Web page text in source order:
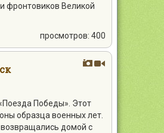
фронтовиков Великой
просмотров: 400
Победы». Этот
образца военных лет.
возвращались домой с